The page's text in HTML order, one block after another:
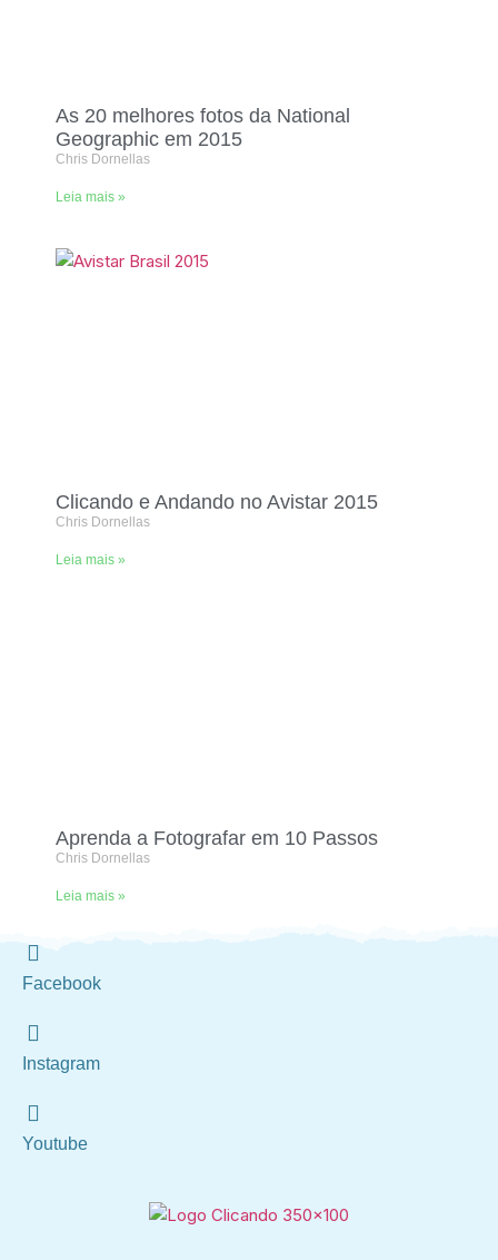
As 20 melhores fotos da National
Geographic em 2015
Chris Dornellas
Leia mais »
Clicando e Andando no Avistar 2015
Chris Dornellas
Leia mais »
Aprenda a Fotografar em 10 Passos
Chris Dornellas
Leia mais »
Facebook
Instagram
Youtube